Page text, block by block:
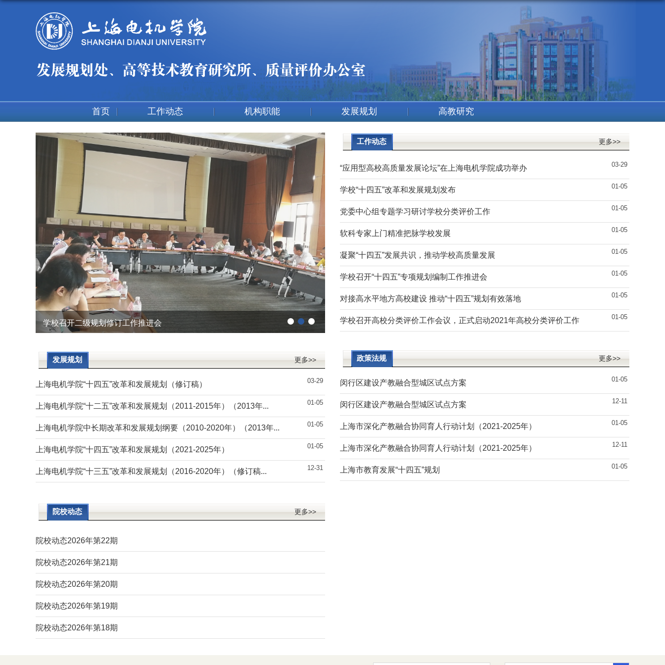
首页 工作动态 机构职能 发展规划 高教研究
学校召开二级规划修订工作推进会
发展规划 更多>>
上海电机学院“十四五”改革和发展规划（修订稿） 03-29
上海电机学院“十二五”改革和发展规划（2011-2015年）（2013年... 01-05
上海电机学院中长期改革和发展规划纲要（2010-2020年）（2013年... 01-05
上海电机学院“十四五”改革和发展规划（2021-2025年） 01-05
上海电机学院“十三五”改革和发展规划（2016-2020年）（修订稿... 12-31
工作动态 更多>>
“应用型高校高质量发展论坛”在上海电机学院成功举办 03-29
学校“十四五”改革和发展规划发布 01-05
党委中心组专题学习研讨学校分类评价工作 01-05
软科专家上门精准把脉学校发展 01-05
凝聚“十四五”发展共识，推动学校高质量发展 01-05
学校召开“十四五”专项规划编制工作推进会 01-05
对接高水平地方高校建设 推动“十四五”规划有效落地 01-05
学校召开高校分类评价工作会议，正式启动2021年高校分类评价工作 01-05
政策法规 更多>>
闵行区建设产教融合型城区试点方案 01-05
闵行区建设产教融合型城区试点方案 12-11
上海市深化产教融合协同育人行动计划（2021-2025年） 01-05
上海市深化产教融合协同育人行动计划（2021-2025年） 12-11
上海市教育发展“十四五”规划 01-05
院校动态 更多>>
院校动态2026年第22期
院校动态2026年第21期
院校动态2026年第20期
院校动态2026年第19期
院校动态2026年第18期